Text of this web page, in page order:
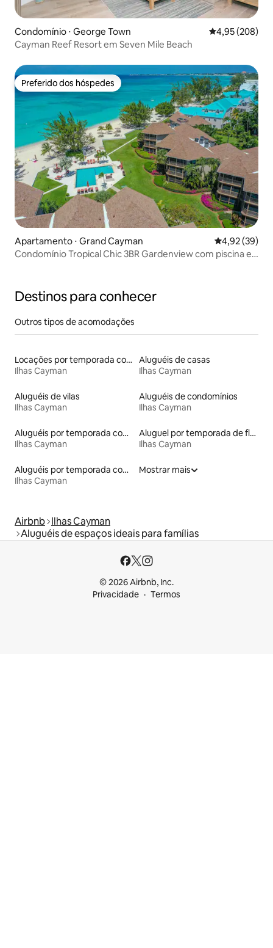
Condomínio ⋅ George Town 4,95 de uma
4,95 (208)
Cayman Reef Resort em Seven Mile Beach
Preferido dos hóspedes
Preferido dos hóspedes
Apartamento ⋅ Grand Cayman 4,92 de uma
4,92 (39)
Condomínio Tropical Chic 3BR Gardenview com piscina e
Destinos para conhecer
Outros tipos de acomodações
Locações por temporada com piscina
Ilhas Cayman
Aluguéis de casas
Ilhas Cayman
Aluguéis de vilas
Ilhas Cayman
Aluguéis de condomínios
Ilhas Cayman
Aluguéis por temporada com banheira de hidromassagem
Ilhas Cayman
Aluguel por temporada de flats
Ilhas Cayman
Aluguéis por temporada com caiaque
Ilhas Cayman
Mostrar mais
Airbnb Ilhas Cayman
Aluguéis de espaços ideais para famílias
© 2026 Airbnb, Inc.
Privacidade
Termos